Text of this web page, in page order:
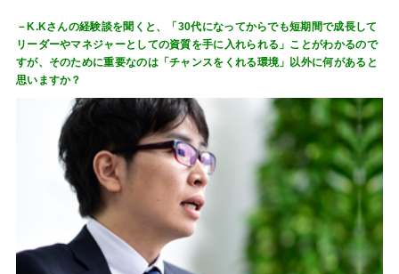
－K.Kさんの経験談を聞くと、「30代になってからでも短期間で成長して
リーダーやマネジャーとしての資質を手に入れられる」ことがわかるので
すが、そのために重要なのは「チャンスをくれる環境」以外に何があると
思いますか？